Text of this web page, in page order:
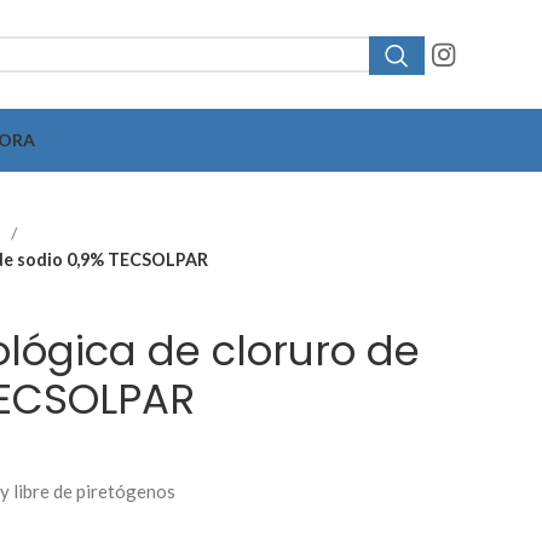
sodio 0,9% TECSOLPAR
de cloruro de
libre de piretógenos